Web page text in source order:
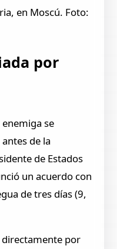
en Moscú. Foto:
por
se
de la
de Estados
un acuerdo con
de tres días (9,
directamente por